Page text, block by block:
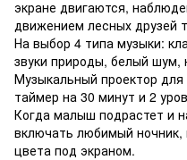
экране двигаются,
движением лесных друзей
На выбор 4 типа музыки:
звуки природы, белый шум,
Музыкальный проектор
таймер на 30 минут и 2
Когда малыш подрастет и
включать любимый ночник,
цвета под экраном.